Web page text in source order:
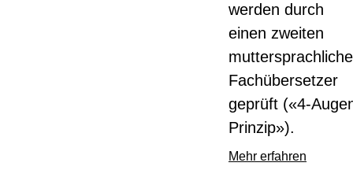
werden durch
einen zweiten
Fachübersetzer
geprüft («4-
Prinzip»).
Mehr erfahren